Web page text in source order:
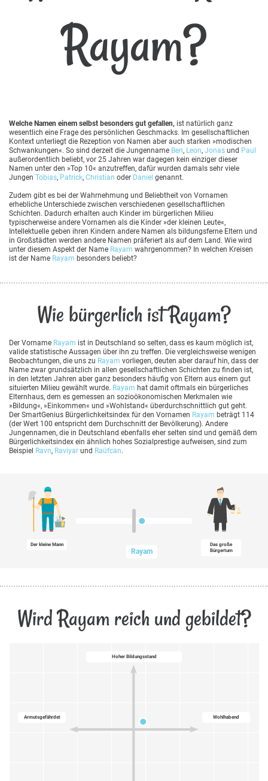
Rayam?
Welche Namen einem selbst besonders gut gefallen, ist natürlich ganz
wesentlich eine Frage des persönlichen Geschmacks. Im gesellschaftlichen
Kontext unterliegt die Rezeption von Namen aber auch starken »modischen
Schwankungen«. So sind derzeit die Jungenname Ben, Leon, Jonas und Paul
außerordentlich beliebt, vor 25 Jahren war dagegen kein einziger dieser
Namen unter den »Top 10« anzutreffen, dafür wurden damals sehr viele
Jungen Tobias, Patrick, Christian oder Daniel genannt.
Zudem gibt es bei der Wahrnehmung und Beliebtheit von Vornamen
erhebliche Unterschiede zwischen verschiedenen gesellschaftlichen
Schichten. Dadurch erhalten auch Kinder im bürgerlichen Milieu
typischerweise andere Vornamen als die Kinder »der kleinen Leute«,
Intellektuelle geben ihren Kindern andere Namen als bildungsferne Eltern und
in Großstädten werden andere Namen präferiert als auf dem Land. Wie wird
unter diesem Aspekt der Name Rayam wahrgenommen? In welchen Kreisen
ist der Name Rayam besonders beliebt?
Wie bürgerlich ist Rayam?
Der Vorname Rayam ist in Deutschland so selten, dass es kaum möglich ist,
valide statistische Aussagen über ihn zu treffen. Die vergleichsweise wenigen
Beobachtungen, die uns zu Rayam vorliegen, deuten aber darauf hin, dass der
Name zwar grundsätzlich in allen gesellschaftlichen Schichten zu finden ist,
in den letzten Jahren aber ganz besonders häufig von Eltern aus einem gut
situierten Milieu gewählt wurde. Rayam hat damit oftmals ein bürgerliches
Elternhaus, dem es gemessen an sozioökonomischen Merkmalen wie
»Bildung«, »Einkommen« und »Wohlstand« überdurchschnittlich gut geht.
Der SmartGenius Bürgerlichkeitsindex für den Vornamen Rayam beträgt 114
(der Wert 100 entspricht dem Durchschnitt der Bevölkerung). Andere
Jungennamen, die in Deutschland ebenfalls eher selten sind und gemäß dem
Bürgerlichkeitsindex ein ähnlich hohes Sozialprestige aufweisen, sind zum
Beispiel Ravn, Raviyar und Raüfcan.
Der kleine Mann
Rayam
Das große
Bürgertum
Wird Rayam reich und gebildet?
Hoher Bildungsstand
Wohlhabend
Armutsgefährdet